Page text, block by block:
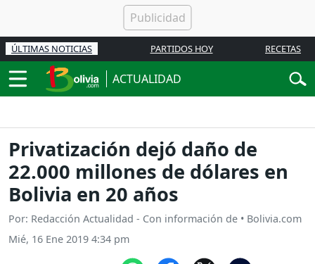
ÚLTIMAS NOTICIAS PARTIDOS HOY RECETAS
ACTUALIDAD
Privatización dejó daño de
22.000 millones de dólares en
Bolivia en 20 años
Por: Redacción Actualidad - Con información de • Bolivia.com
Mié, 16 Ene 2019 4:34 pm